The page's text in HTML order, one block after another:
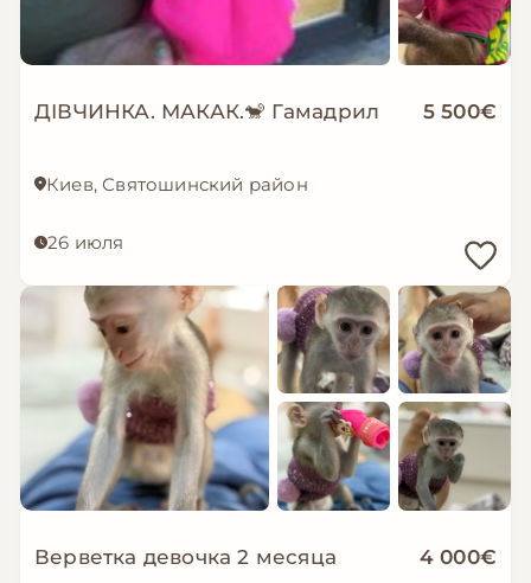
ДІВЧИНКА. МАКАК.🐒 Гамадрил 5 500€
Киев, Святошинский район
26 июля
Верветка девочка 2 месяца 4 000€